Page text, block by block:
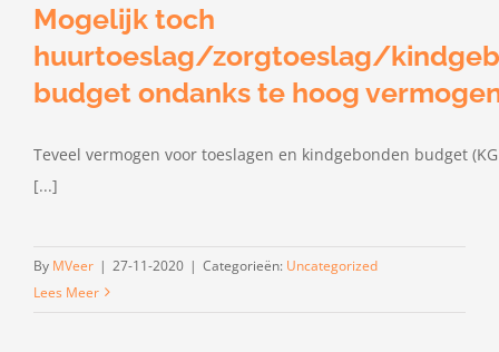
Mogelijk toch
huurtoeslag/zorgtoeslag/
budget ondanks te hoog
Teveel vermogen voor toeslagen en kindgebonden budget
[...]
By MVeer | 27-11-2020 | Categorieën: Uncategorized
Lees Meer